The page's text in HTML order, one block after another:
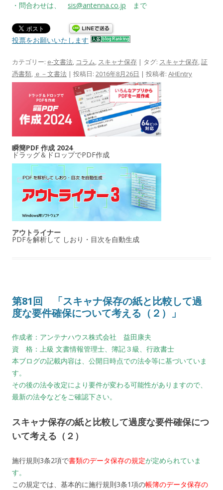
・問合わせは、 sis@antenna.co.jp まで
投票をお願いいたします
カテゴリー: e-文書法, コラム, スキャナ保存 | タグ: スキャナ保存,証
憑書類, ｅ－文書法 | 投稿日: 2016年8月26日 | 投稿者: AHEntry
瞬簡PDF 作成 2024
ドラッグ＆ドロップでPDF作成
アウトライナー
PDFを解析して しおり・目次を自動生成
第81回 「スキャナ保存の紙と比較して過
度な要件確保について考える（２）」
作成者：アンテナハウス株式会社 益田康夫
資 格：上級 文書情報管理士、簿記３級、行政書士
本ブログの記載内容は、公開日時点での法令等に基づいていま
す。
その後の法令改定により要件が変わる可能性がありますので、
最新の法令などをご確認下さい。
スキャナ保存の紙と比較して過度な要件確保につ
いて考える（２）
施行規則3条2項で書類のデータ保存の規定が定められていま
す。
この規定では、基本的に施行規則3条1項の帳簿のデータ保存の